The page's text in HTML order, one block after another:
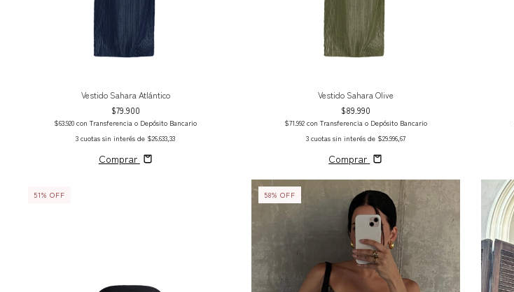
Vestido Sahara Atlántico
$79.900
$63.920con Transferencia o Depósito Bancario
3 cuotas sin interés de $26.633,33
Comprar
Vestido Sahara Olive
$89.990
$71.992 con Transferencia o Depósito Bancario
3 cuotas sin interés de $29.996,67
Comprar
51% OFF 58% OFF